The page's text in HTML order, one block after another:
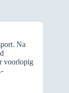
Na
voorlopig